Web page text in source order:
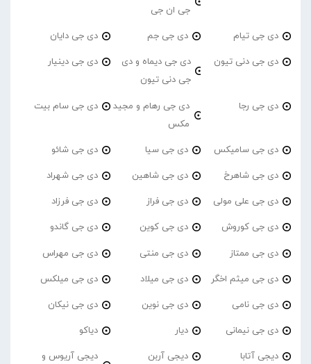
جی ان جی
دی جی تیام دی جی جم دی جی دایان
دی جی دنی تیون
دی جی دیماه و دی
جی دنی تیون
دی جی دینیار
دی جی رجا
دی جی رهام و مجید
مکس
دی جی سام بیت
دی جی سامیکس دی جی سیا دی جی شائو
دی جی شاهرخ دی جی شاهین دی جی شهراد
دی جی علی مولی دی جی فراز دی جی فرزاد
دی جی کوروش دی جی کوین دی جی گاندو
دی جی ممتاز دی جی منتی دی جی مهراس
دی جی میثم اخگر دی جی میلاد دی جی میلکس
دی جی نامی دی جی نوین دی جی نیکان
دی جی نیمانی دیار دیاکو
دیجی آتابا دیجی آربن
دیجی آریوس و